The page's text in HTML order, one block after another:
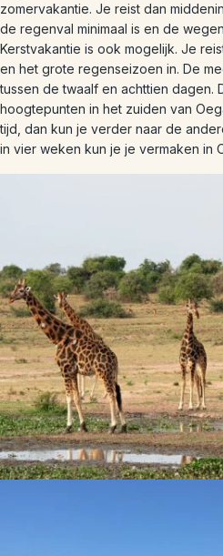
zomervakantie. Je reist dan
de regenval minimaal is en de
Kerstvakantie is ook mogelijk. Je
en het grote regenseizoen in. De
tussen de twaalf en achttien dagen.
hoogtepunten in het zuiden van
tijd, dan kun je verder naar de
in vier weken kun je je vermaken in